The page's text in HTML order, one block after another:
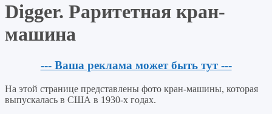
Digger. Раритетная кран-
машина
--- Ваша реклама может быть тут ---
На этой странице представлены фото кран-машины, которая
выпускалась в США в 1930-х годах.